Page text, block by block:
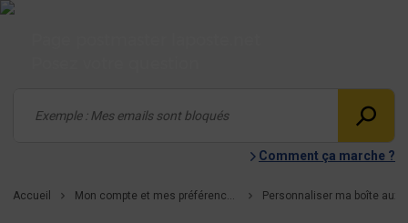
Comment ça marche ?
Accueil Mon compte et mes préférences